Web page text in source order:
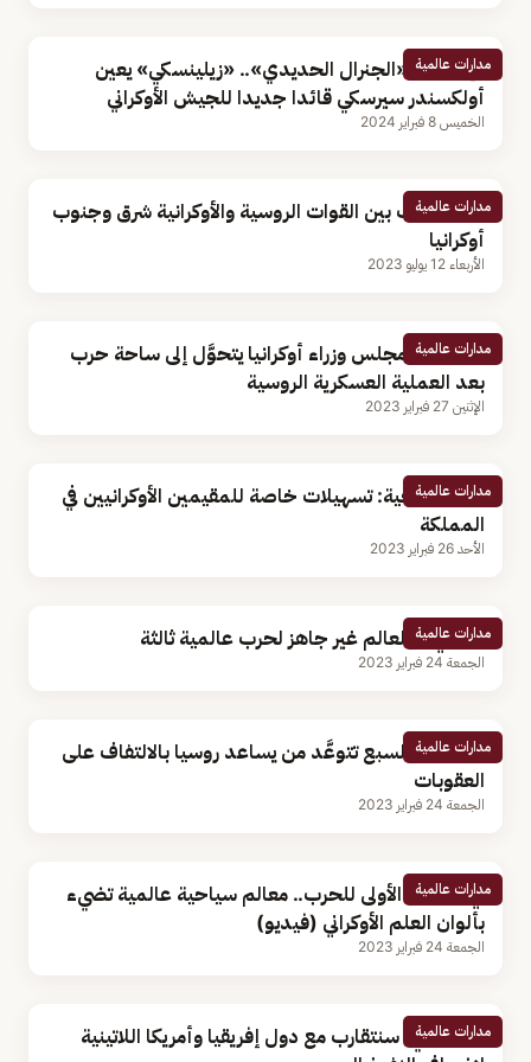
مدارات عالمية
الإطاحة بـ «الجنرال الحديدي».. «زيلينسكي» يعين
أولكسندر سيرسكي قائدا جديدا للجيش الأوكراني
الخميس 8 فبراير 2024
مدارات عالمية
قتال عنيف بين القوات الروسية والأوكرانية شرق وجنوب
أوكرانيا
الأربعاء 12 يوليو 2023
مدارات عالمية
بالفيديو.. مجلس وزراء أوكرانيا يتحوَّل إلى ساحة حرب
بعد العملية العسكرية الروسية
الإثنين 27 فبراير 2023
مدارات عالمية
وزير الخارجية: تسهيلات خاصة للمقيمين الأوكرانيين في
المملكة
الأحد 26 فبراير 2023
مدارات عالمية
«التركي»: العالم غير جاهز لحرب عالمية ثالثة
الجمعة 24 فبراير 2023
مدارات عالمية
مجموعة السبع تتوعَّد من يساعد روسيا بالالتفاف على
العقوبات
الجمعة 24 فبراير 2023
مدارات عالمية
في الذكرى الأولى للحرب.. معالم سياحية عالمية تضيء
بألوان العلم الأوكراني (فيديو)
الجمعة 24 فبراير 2023
مدارات عالمية
زيلينسكي: سنتقارب مع دول إفريقيا وأمريكا اللاتينية